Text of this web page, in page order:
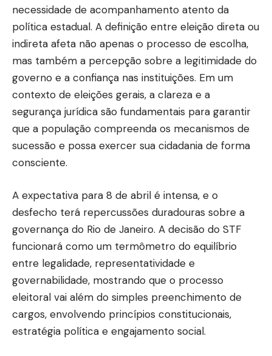
necessidade de acompanhamento atento da
política estadual. A definição entre eleição direta ou
indireta afeta não apenas o processo de escolha,
mas também a percepção sobre a legitimidade do
governo e a confiança nas instituições. Em um
contexto de eleições gerais, a clareza e a
segurança jurídica são fundamentais para garantir
que a população compreenda os mecanismos de
sucessão e possa exercer sua cidadania de forma
consciente.
A expectativa para 8 de abril é intensa, e o
desfecho terá repercussões duradouras sobre a
governança do Rio de Janeiro. A decisão do STF
funcionará como um termômetro do equilíbrio
entre legalidade, representatividade e
governabilidade, mostrando que o processo
eleitoral vai além do simples preenchimento de
cargos, envolvendo princípios constitucionais,
estratégia política e engajamento social.